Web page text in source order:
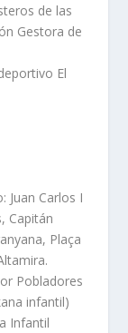
de las
Gestora de
El
Juan Carlos I
Capitán
Plaça
Pobladores
infantil)
Infantil